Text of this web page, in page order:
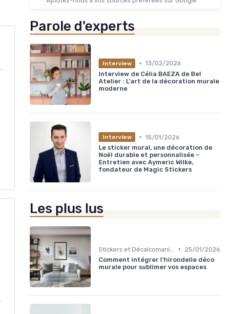
Parole d'experts
Interview • 13/02/2026
Interview de Célia BAEZA de Bel
Atelier : L'art de la décoration murale
moderne
Interview • 15/01/2026
Le sticker mural, une décoration de
Noël durable et personnalisée –
Entretien avec Aymeric Wilke,
fondateur de Magic Stickers
Les plus lus
•
25/01/2026
Comment intégrer l’hirondelle déco
murale pour sublimer vos espaces